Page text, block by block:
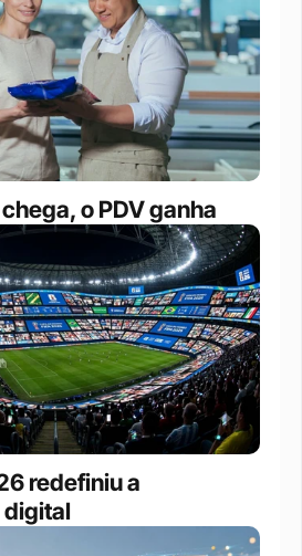
o PDV ganha
redefiniu a
digital